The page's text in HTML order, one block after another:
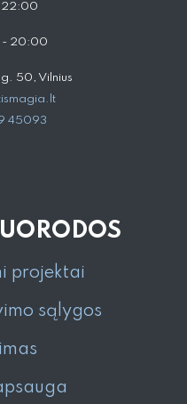
22:00
- 20:00
50, Vilnius
45093
projektai
sąlygos